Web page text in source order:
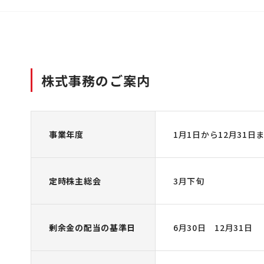
株式事務のご案内
事業年度 1月1日から12月31日
定時株主総会 3月下旬
剰余金の配当の基準日 6月30日 12月31日